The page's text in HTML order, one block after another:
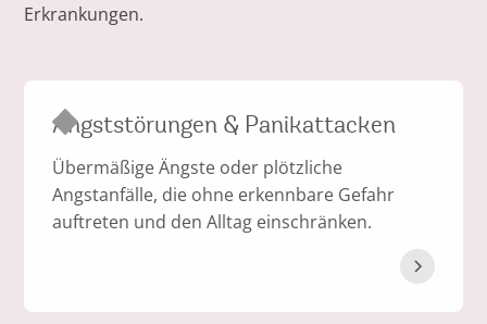
Erkrankungen.
Angststörungen & Panikattacken
Übermäßige Ängste oder plötzliche
Angstanfälle, die ohne erkennbare Gefahr
auftreten und den Alltag einschränken.